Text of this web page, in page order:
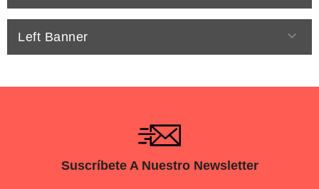
Left Banner 
Suscríbete A Nuestro Newsletter